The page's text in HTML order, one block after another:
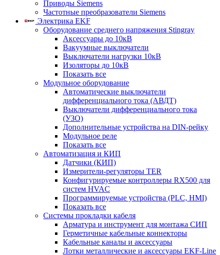
Приводы Siemens
Частотные преобразователи Siemens
Электрика EKF
Оборудование среднего напряжения Stingray
Аксессуары до 10кВ
Вакуумные выключатели
Выключатели нагрузки 10кВ
Изоляторы до 10кВ
Показать все
Модульное оборудование
Автоматические выключатели
дифференциального тока (АВДТ)
Выключатели дифференциального тока
(УЗО)
Дополнительные устройства на DIN-рейку
Модульное реле
Показать все
Автоматизация и КИП
Датчики (КИП)
Измерители-регуляторы TER
Конфигурируемые контроллеры RX500 для
систем HVAC
Программируемые устройства (PLC, HMI)
Показать все
Системы прокладки кабеля
Арматура и инструмент для монтажа СИП
Герметичные кабельные коннекторы
Кабельные каналы и аксессуары
Лотки металлические и аксессуары EKF-Line